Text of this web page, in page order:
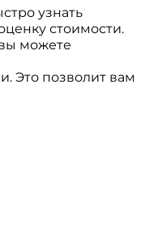
узнать
стоимости.
можете
Это позволит вам